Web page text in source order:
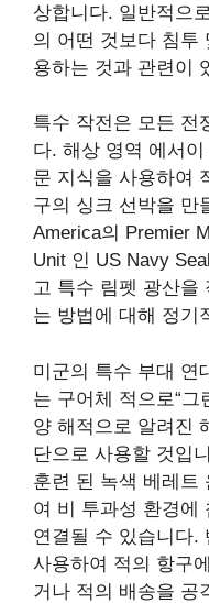
상합니다. 일반적으
의 어떤 것보다 침투
용하는 것과 관련이
특수 작전은 모든 전
다. 해상 영역 에서
문 지식을 사용하여
구의 싱크 선박을 만
America의 Premier
Unit 인 US Navy
고 특수 림펫 광산을
는 방법에 대해 정기
미군의 특수 부대 연
는 구어체 적으로“그
양 해적으로 알려진
단으로 사용할 것입
훈련 된 녹색 베레트
여 비 투과성 환경에
연결될 수 있습니다.
사용하여 적의 항구
거나 적의 배송을 공